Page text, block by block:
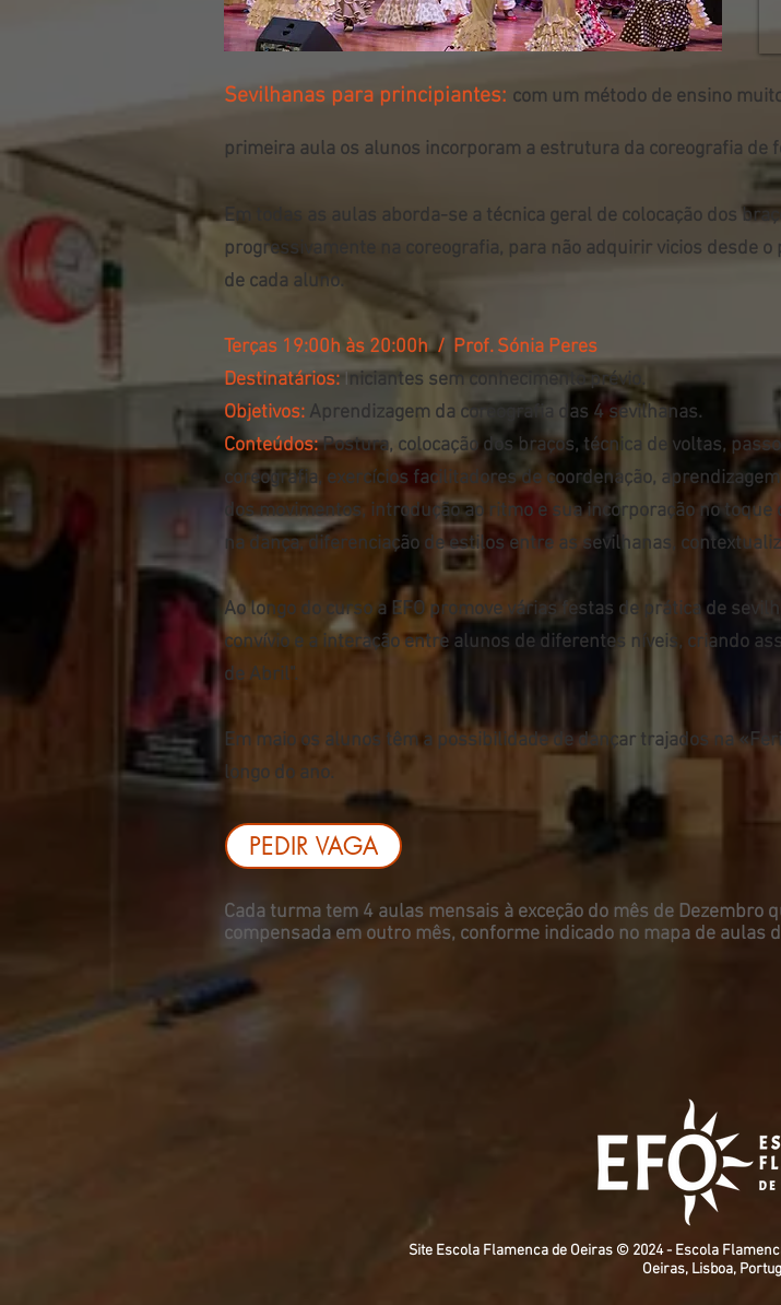
Sevilhanas para principiantes: com um método de ensino
primeira aula os alunos incorporam a estrutura da coreografia de
Em todas as aulas aborda-se a técnica geral de colocação dos
progressivamente na coreografia, para não adquirir vicios desde
de cada aluno.
Terças 19:00h às 20:00h/ Prof. Sónia Peres
Destinatários: niciantes sem conhecimento prévio.
Objetivos: Aprendizagem da coreografia das 4 sevilhanas.
Conteúdos:Postura, colocação dos braços, técnica de voltas,
coreografia, exercícios facilitadores de coordenação,
dos movimentos, introdução ao ritmo e sua incorporação no
na dança, diferenciação de estilos entre as sevilhanas,
Ao longo do curso a EFO promove várias festas de prática de
convívio e a interação entre alunos de diferentes níveis, criando
de Abril".
Em maio os alunos têm a possibilidade de dançar trajados na
longo do ano.
PEDIR VAGA
Cada turma tem 4 aulas mensais à exceção do mês de
compensada em outro mês, conforme indicado no mapa de aulas
Site Escola Flamenca de Oeiras © 2024 - Escola F
Oeiras, Lisboa,